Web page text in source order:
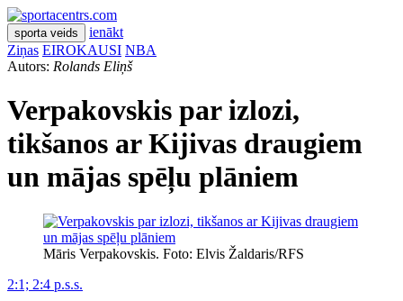
sporta veids
ienākt
Ziņas EIROKAUSI NBA
Autors: Rolands Eliņš
Verpakovskis par izlozi,
tikšanos ar Kijivas draugiem
un mājas spēļu plāniem
Māris Verpakovskis. Foto: Elvis Žaldaris/RFS
2:1; 2:4 p.s.s.